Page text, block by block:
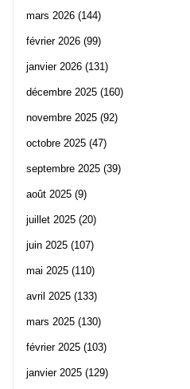
mars 2026 (144)
février 2026 (99)
janvier 2026 (131)
décembre 2025 (160)
novembre 2025 (92)
octobre 2025 (47)
septembre 2025 (39)
août 2025 (9)
juillet 2025 (20)
juin 2025 (107)
mai 2025 (110)
avril 2025 (133)
mars 2025 (130)
février 2025 (103)
janvier 2025 (129)